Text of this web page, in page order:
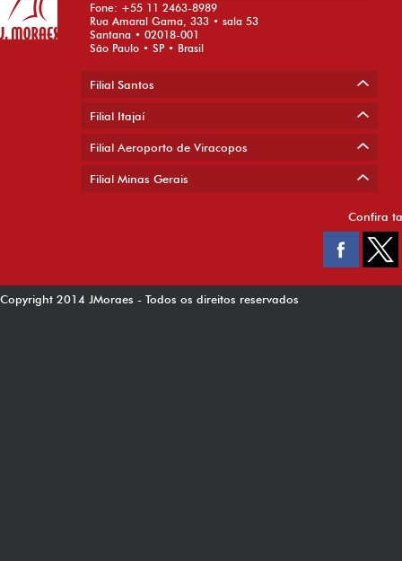
Fone: +55 11 2463-8989
Rua Amaral Gama, 333 • sala 53
Santana • 02018-001
São Paulo • SP • Brasil
Filial Santos
Filial Itajaí
Filial Aeroporto de Viracopos
Filial Minas Gerais
Confira
Copyright 2014 JMoraes - Todos os direitos reservados